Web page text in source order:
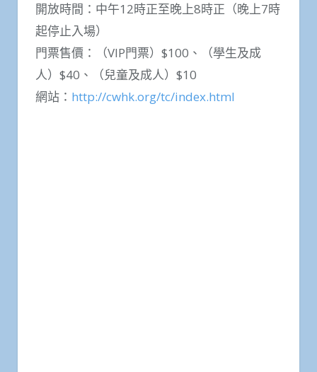
開放時間：中午12時正至晚上8時正（晚上7時
起停止入場）
門票售價：（VIP門票）$100、（學生及成
人）$40、（兒童及成人）$10
網站： http://cwhk.org/tc/index.html